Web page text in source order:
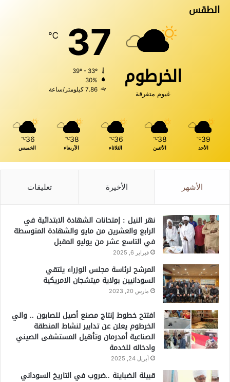
الطقس
الخرطوم
غيوم متفرقة
37
℃
30%
7.86 كيلومتر/ساعة
39
℃
الأحد
38
℃
الأثنين
36
℃
الثلاثاء
38
℃
الأربعاء
36
℃
الخميس
الأشهر الأخيرة تعليقات
نهر النيل : إمتحانات الشهادة الابتدائية في
الرابع والعشرين من مايو والشهادة المتوسطة
في التاسع عشر من يوليو المقبل
فبراير 6, 2025
المرشح لرئاسة مجلس الوزراء يلتقي
السودانيين بولاية ميتشجان الامريكية
مارس 20, 2023
افتتح خطوط إنتاج مصنع أصيل للصابون .. والي
الخرطوم يعلن عن تدابير لنشاط المنطقة
الصناعية أمدرمان وتأهيل المستشفى الصيني
وادخاله للخدمة
أبريل 24, 2025
قبيلة الضباينة ..ضروب في التاريخ السوداني